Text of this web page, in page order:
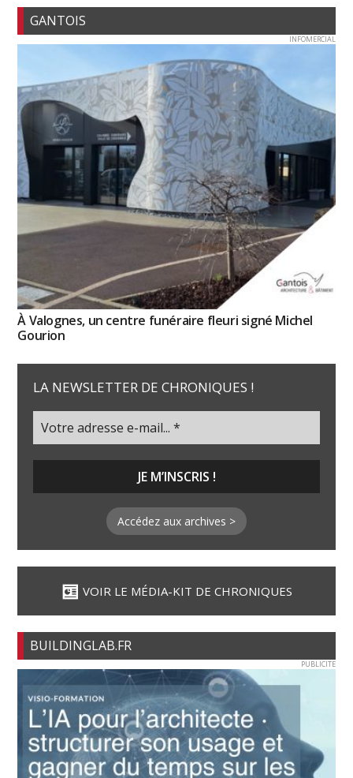
GANTOIS
INFOMERCIAL
À Valognes, un centre funéraire fleuri signé Michel
Gourion
LA NEWSLETTER DE CHRONIQUES !
Accédez aux archives >
VOIR LE MÉDIA-KIT DE CHRONIQUES
BUILDINGLAB.FR
PUBLICITE